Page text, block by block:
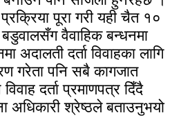
पूरा गरी यही चैत १०
वैवाहिक बन्धनमा
अदालती दर्ता विवाहका लागि
गरेता पनि सबै कागजात
दर्ता प्रमाणपत्र दिँदै
श्रेष्ठले बताउनुभयो